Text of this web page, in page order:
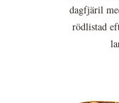
dagfjäril
rödlistad